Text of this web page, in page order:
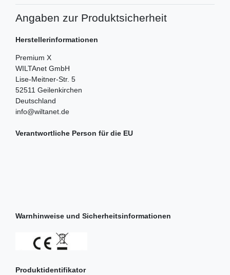
Angaben zur Produktsicherheit
Herstellerinformationen
Premium X
WILTAnet GmbH
Lise-Meitner-Str. 5
52511 Geilenkirchen
Deutschland
info@wiltanet.de
Verantwortliche Person für die EU
Warnhinweise und Sicherheitsinformationen
Produktidentifikator